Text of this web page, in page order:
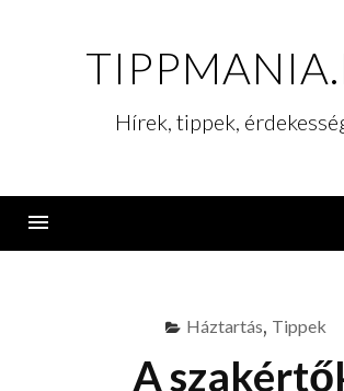
Hírek, tippek,
Háztartás, Tippek
A